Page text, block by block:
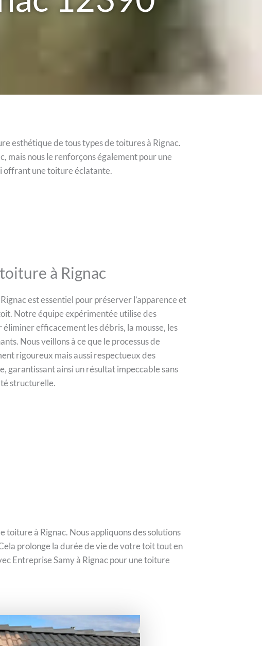
esthétique de tous types de toitures à Rignac.
mais nous le renforçons également pour une
offrant une toiture éclatante.
à Rignac
est essentiel pour préserver l’apparence et
Notre équipe expérimentée utilise des
efficacement les débris, la mousse, les
Nous veillons à ce que le processus de
rigoureux mais aussi respectueux des
garantissant ainsi un résultat impeccable sans
structurelle.
à Rignac. Nous appliquons des solutions
prolonge la durée de vie de votre toit tout en
Entreprise Samy à Rignac pour une toiture